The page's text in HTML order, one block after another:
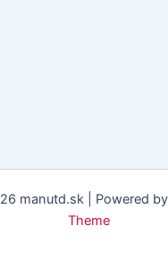
manutd.sk | Powered by
Theme